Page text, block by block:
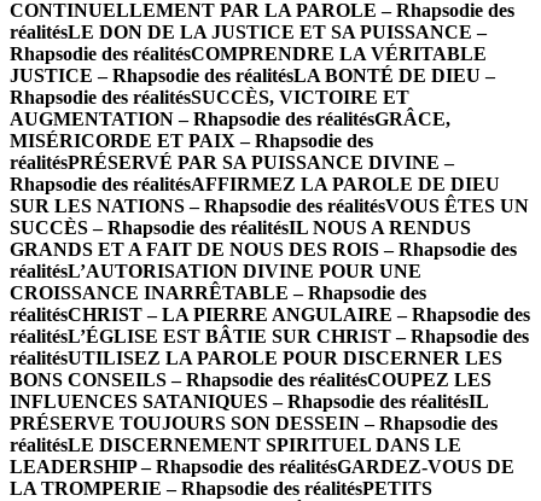
CONTINUELLEMENT PAR LA PAROLE – Rhapsodie des
réalitésLE DON DE LA JUSTICE ET SA PUISSANCE –
Rhapsodie des réalitésCOMPRENDRE LA VÉRITABLE
JUSTICE – Rhapsodie des réalitésLA BONTÉ DE DIEU –
Rhapsodie des réalitésSUCCÈS, VICTOIRE ET
AUGMENTATION – Rhapsodie des réalitésGRÂCE,
MISÉRICORDE ET PAIX – Rhapsodie des
réalitésPRÉSERVÉ PAR SA PUISSANCE DIVINE –
Rhapsodie des réalitésAFFIRMEZ LA PAROLE DE DIEU
SUR LES NATIONS – Rhapsodie des réalitésVOUS ÊTES UN
SUCCÈS – Rhapsodie des réalitésIL NOUS A RENDUS
GRANDS ET A FAIT DE NOUS DES ROIS – Rhapsodie des
réalitésL’AUTORISATION DIVINE POUR UNE
CROISSANCE INARRÊTABLE – Rhapsodie des
réalitésCHRIST – LA PIERRE ANGULAIRE – Rhapsodie des
réalitésL’ÉGLISE EST BÂTIE SUR CHRIST – Rhapsodie des
réalitésUTILISEZ LA PAROLE POUR DISCERNER LES
BONS CONSEILS – Rhapsodie des réalitésCOUPEZ LES
INFLUENCES SATANIQUES – Rhapsodie des réalitésIL
PRÉSERVE TOUJOURS SON DESSEIN – Rhapsodie des
réalitésLE DISCERNEMENT SPIRITUEL DANS LE
LEADERSHIP – Rhapsodie des réalitésGARDEZ-VOUS DE
LA TROMPERIE – Rhapsodie des réalitésPETITS